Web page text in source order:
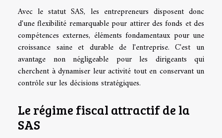
Avec le statut SAS, les entrepreneurs disposent donc
d'une flexibilité remarquable pour attirer des fonds et des
compétences externes, éléments fondamentaux pour une
croissance saine et durable de l'entreprise. C'est un
avantage non négligeable pour les dirigeants qui
cherchent à dynamiser leur activité tout en conservant un
contrôle sur les décisions stratégiques.
Le régime fiscal attractif de la
SAS